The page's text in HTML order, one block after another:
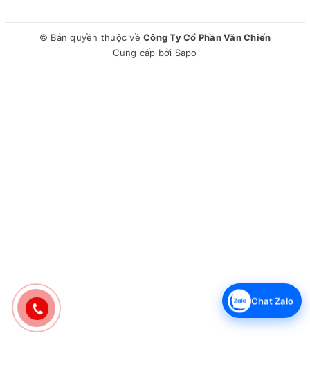
© Bản quyền thuộc về Công Ty Cổ Phần Văn Chiến
Cung cấp bởi Sapo
Chat Zalo